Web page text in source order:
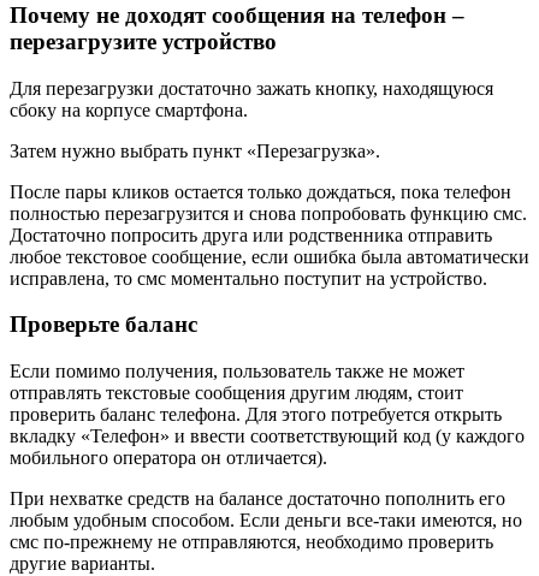
Почему не доходят сообщения на телефон –
перезагрузите устройство
Для перезагрузки достаточно зажать кнопку, находящуюся
сбоку на корпусе смартфона.
Затем нужно выбрать пункт «Перезагрузка».
После пары кликов остается только дождаться, пока телефон
полностью перезагрузится и снова попробовать функцию смс.
Достаточно попросить друга или родственника отправить
любое текстовое сообщение, если ошибка была автоматически
исправлена, то смс моментально поступит на устройство.
Проверьте баланс
Если помимо получения, пользователь также не может
отправлять текстовые сообщения другим людям, стоит
проверить баланс телефона. Для этого потребуется открыть
вкладку «Телефон» и ввести соответствующий код (у каждого
мобильного оператора он отличается).
При нехватке средств на балансе достаточно пополнить его
любым удобным способом. Если деньги все-таки имеются, но
смс по-прежнему не отправляются, необходимо проверить
другие варианты.